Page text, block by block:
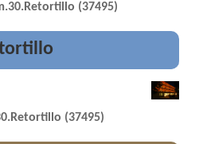
(37495)
(37495)